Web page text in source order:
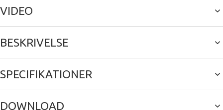
VIDEO
BESKRIVELSE
SPECIFIKATIONER
DOWNLOAD